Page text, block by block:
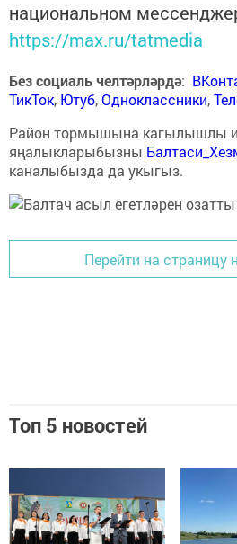
национальном
https://max.ru/tatmedia
Без социаль челтәрләрдә:
ТикТок, Ютуб,Одноклассники,
Район тормышына кагылышлы
яңалыкларыбызны
каналыбызда да укыгыз.
Перейти на страницу
Топ 5 новостей